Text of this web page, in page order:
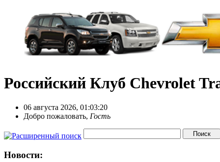
Российский Клуб Chevrolet
06 августа 2026, 01:03:20
Добро пожаловать, Гость
Новости: